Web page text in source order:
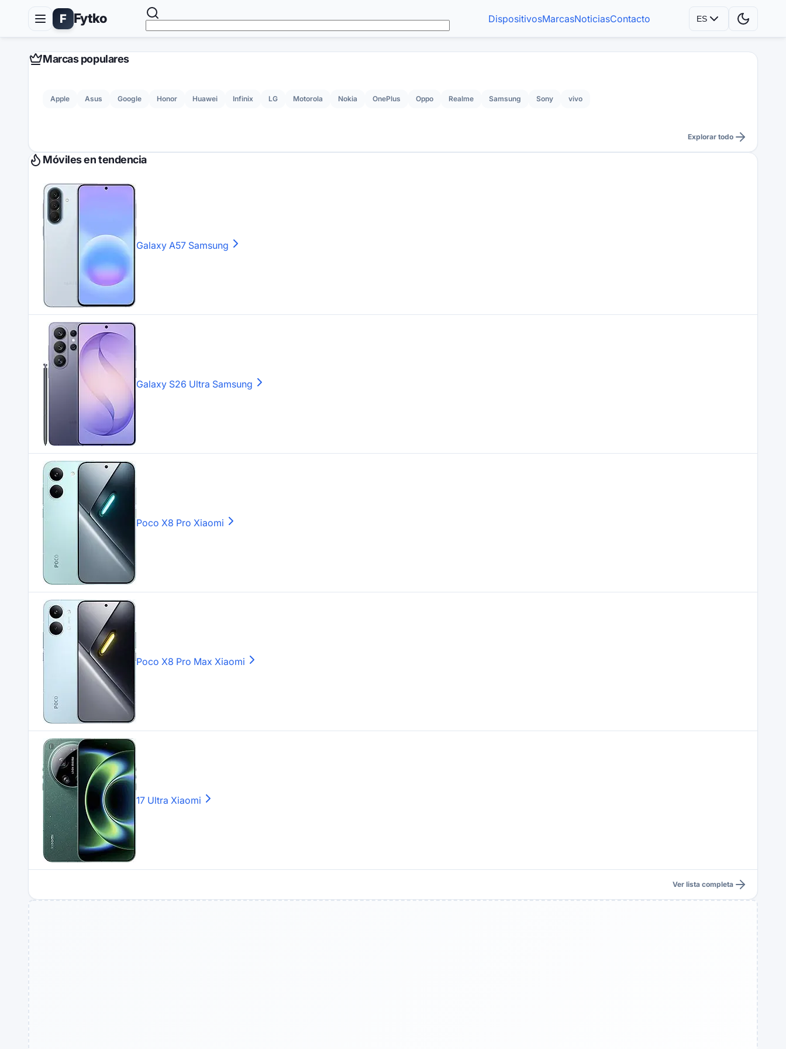
F Fytko DispositivosMarcasNoticiasContacto ES
Marcas populares
Apple Asus Google Honor Huawei Infinix LG Motorola Nokia OnePlus Oppo Realme Samsung Sony vivo
Explorar todo
Móviles en tendencia
Galaxy A57 Samsung
Galaxy S26 Ultra Samsung
Poco X8 Pro Xiaomi
Poco X8 Pro Max Xiaomi
17 Ultra Xiaomi
Ver lista completa